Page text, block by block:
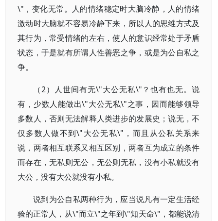
\"，变化无常。人的情绪稳定时大脑冷静，人的情绪
激动时大脑就不容易冷静下来，所以人的思维方式及
其行为，常受情绪的左右，使人的意识经常处于矛盾
状态，于是就有所谓人性善恶之争，或是为公自私之
争。
（2）人世间有无\"大公无私\"？也有也无。说
有，少数人能做出\"大公无私\"之事，因而能够领导
多数人，否则无法解释人类进步的发展史；说无，不
仅多数人做不到\"大公无私\"，而且从公私关系来
说，两者相互联系又相互区别，两者互为成立的条件
而存在，无私则无公，无公则无私，没有小私就没有
大公，没有大公就没有小私。
说到为公自私两种行为，应当说凡有一定生活经
验的正常人，从\"而立\"之年到\"知天命\"，都能说清